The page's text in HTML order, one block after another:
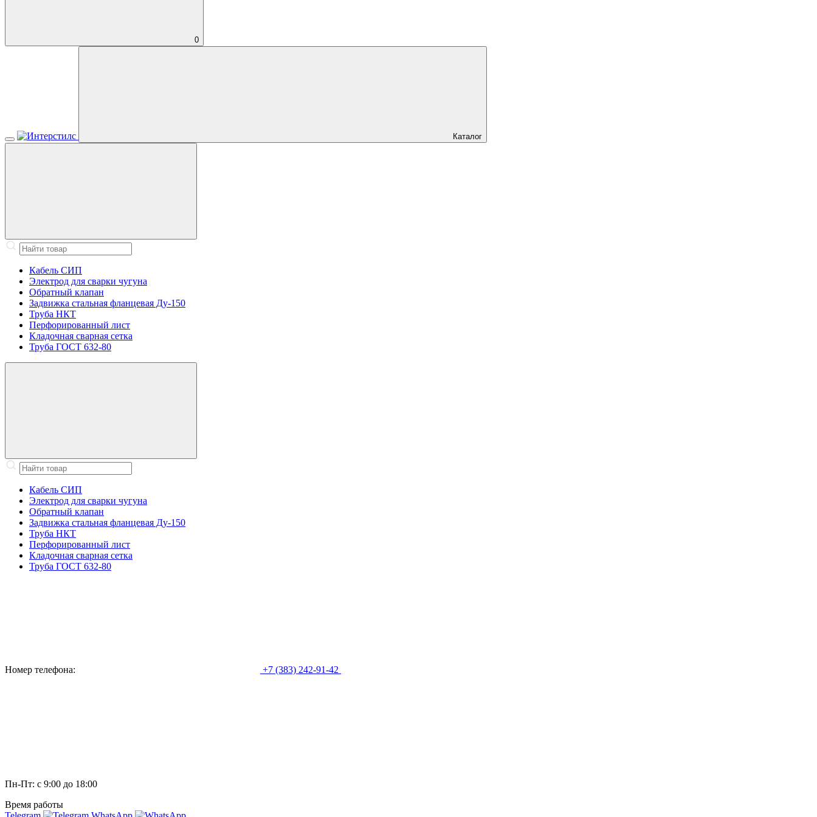
0
Каталог
Кабель СИП
Электрод для сварки чугуна
Обратный клапан
Задвижка стальная фланцевая Ду-150
Труба НКТ
Перфорированный лист
Кладочная сварная сетка
Труба ГОСТ 632-80
Кабель СИП
Электрод для сварки чугуна
Обратный клапан
Задвижка стальная фланцевая Ду-150
Труба НКТ
Перфорированный лист
Кладочная сварная сетка
Труба ГОСТ 632-80
Номер телефона: +7 (383) 242-91-42
Пн-Пт: с 9:00 до 18:00
Время работы